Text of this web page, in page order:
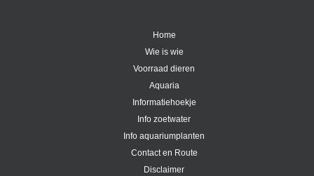
Home
Wie is wie
Voorraad dieren
Aquaria
Informatiehoekje
Info zoetwater
Info aquariumplanten
Contact en Route
Disclaimer